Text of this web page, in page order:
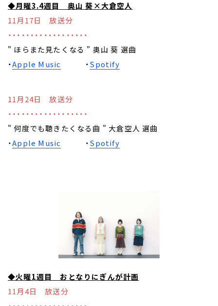
◆月曜3.4週目 奥山 葵×大倉空人
11月17日 放送分
・・・・・・・・・・・・・・・・・・
" ほらまた見たくなる " 奥山 葵 選曲
・Apple Music ・Spotify
11月24日 放送分
・・・・・・・・・・・・・・・・・・
" 何度でも聴きたくなる曲 " 大倉空人 選曲
・Apple Music ・Spotify
◆火曜1週目 おとなりにぎんが計画
11月4日 放送分